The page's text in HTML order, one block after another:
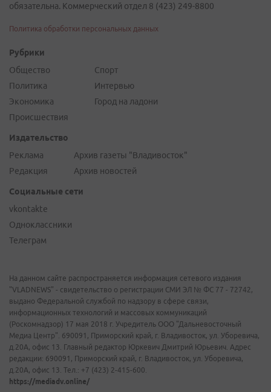
обязательна. Коммерческий отдел 8 (423) 249-8800
Политика обработки персональных данных
Рубрики
Общество
Политика
Экономика
Происшествия
Спорт
Интервью
Город на ладони
Издательство
Реклама
Редакция
Архив газеты "Владивосток"
Архив новостей
Социальные сети
vkontakte
Одноклассники
Телеграм
На данном сайте распространяется информация сетевого издания
"VLADNEWS" - свидетельство о регистрации СМИ ЭЛ № ФС 77 - 72742,
выдано Федеральной службой по надзору в сфере связи,
информационных технологий и массовых коммуникаций
(Роскомнадзор) 17 мая 2018 г. Учредитель ООО "Дальневосточный
Медиа Центр". 690091, Приморский край, г. Владивосток, ул. Уборевича,
д.20А, офис 13. Главный редактор Юркевич Дмитрий Юрьевич. Адрес
редакции: 690091, Приморский край, г. Владивосток, ул. Уборевича,
д.20А, офис 13. Тел.: +7 (423) 2-415-600.
https://mediadv.online/